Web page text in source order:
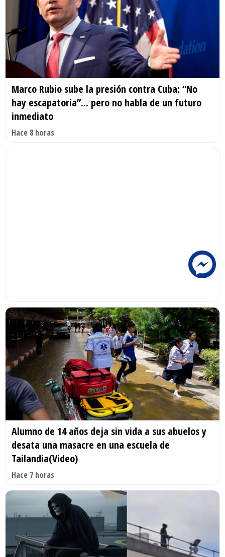
Marco Rubio sube la presión contra Cuba: “No
hay escapatoria”... pero no habla de un futuro
inmediato
Hace 8 horas
Alumno de 14 años deja sin vida a sus abuelos y
desata una masacre en una escuela de
Tailandia(Video)
Hace 7 horas